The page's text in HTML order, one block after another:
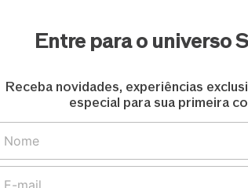
Entre para o universo
Receba novidades, experiências
especial para sua primeira
de dois séruns que refina a
a tecnologia que envia moléculas
tecnologia que remodela essas
para cima.